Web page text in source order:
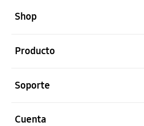
Shop
Producto
Soporte
Cuenta